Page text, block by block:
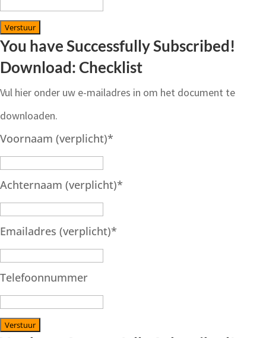
Verstuur
You have Successfully Subscribed!
Download: Checklist
Vul hier onder uw e-mailadres in om het document te
downloaden.
Voornaam (verplicht)*
Achternaam (verplicht)*
Emailadres (verplicht)*
Telefoonnummer
Verstuur